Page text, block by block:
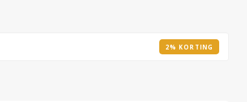
2% KORTING